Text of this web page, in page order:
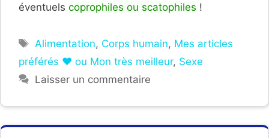
éventuels coprophiles ou scatophiles !
Étiquettes
Alimentation, Corps humain, Mes articles
préférés ❤ ou Mon très meilleur, Sexe
Laisser un commentaire